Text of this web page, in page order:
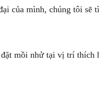
của mình, chúng tôi
mồi nhử tại vị trí thích